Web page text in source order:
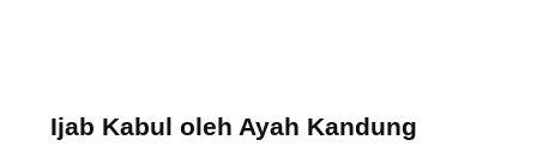
Ijab Kabul oleh Ayah Kandung